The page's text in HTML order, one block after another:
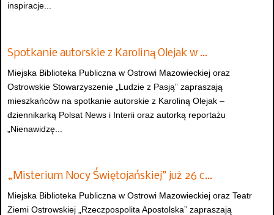
inspiracje...
Spotkanie autorskie z Karoliną Olejak w …
Miejska Biblioteka Publiczna w Ostrowi Mazowieckiej oraz
Ostrowskie Stowarzyszenie „Ludzie z Pasją” zapraszają
mieszkańców na spotkanie autorskie z Karoliną Olejak –
dziennikarką Polsat News i Interii oraz autorką reportażu
„Nienawidzę...
„Misterium Nocy Świętojańskiej” już 26 c…
Miejska Biblioteka Publiczna w Ostrowi Mazowieckiej oraz Teatr
Ziemi Ostrowskiej „Rzeczpospolita Apostolska” zapraszają